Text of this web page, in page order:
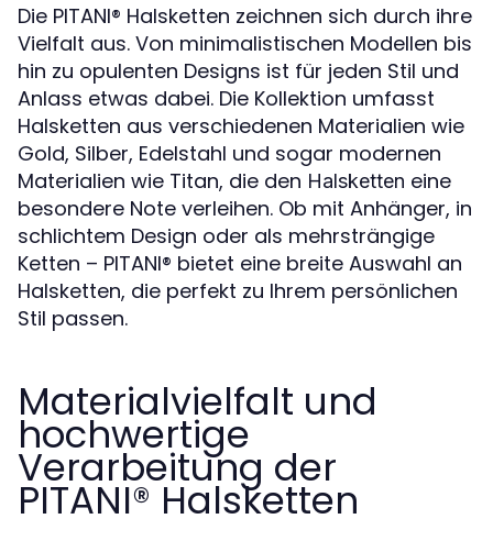
Die PITANI®️ Halsketten zeichnen sich durch ihre
Vielfalt aus. Von minimalistischen Modellen bis
hin zu opulenten Designs ist für jeden Stil und
Anlass etwas dabei. Die Kollektion umfasst
Halsketten aus verschiedenen Materialien wie
Gold, Silber, Edelstahl und sogar modernen
Materialien wie Titan, die den Halsketten eine
besondere Note verleihen. Ob mit Anhänger, in
schlichtem Design oder als mehrsträngige
Ketten – PITANI®️ bietet eine breite Auswahl an
Halsketten, die perfekt zu Ihrem persönlichen
Stil passen.
Materialvielfalt und
hochwertige
Verarbeitung der
PITANI®️ Halsketten